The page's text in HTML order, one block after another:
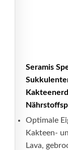
Seramis
Optimale
Kakteen-
Lava,